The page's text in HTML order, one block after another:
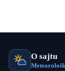
O sajtu